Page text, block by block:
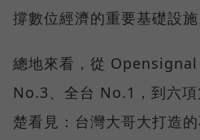
撐數位經濟的重要基礎設施
總地來看，從 Opensignal
No.3、全台 No.1，到六
楚看見：台灣大哥大打造